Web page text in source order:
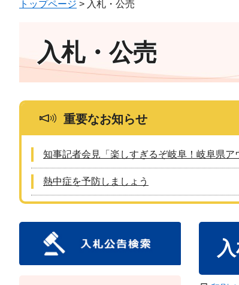
トップページ > 入札・公売
入札・公売
重要なお知らせ
知事記者会見「楽しすぎるぞ岐阜！岐阜県
熱中症を予防しましょう